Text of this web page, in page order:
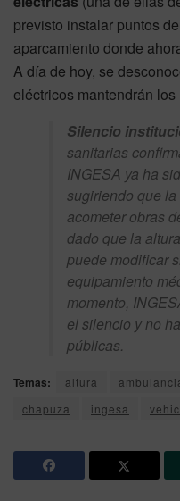
previsto instalar puntos
aparcamiento donde
A día de hoy, se
eléctricos mantendrán
Silencio
sanitarias
INGESA ya ha
sugiriendo que
acometer obras
dado que la
puede modificar
equipamiento
momento,
el silencio y no
públicas.
Temas: altura
chapuza
ingesa